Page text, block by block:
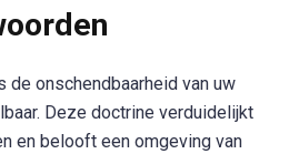
de onschendbaarheid van uw
Deze doctrine verduidelijkt
en belooft een omgeving van